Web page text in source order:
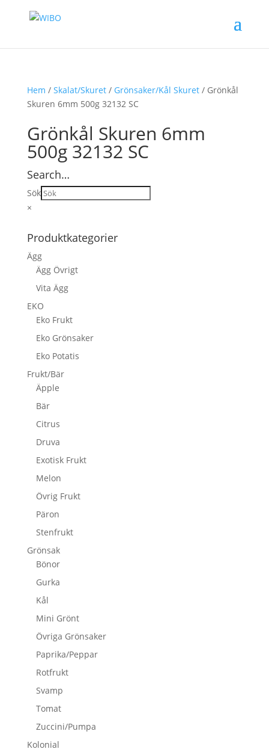
Hem / Skalat/Skuret/ Grönsaker/Kål Skuret/ Grönkål
Skuren 6mm 500g 32132 SC
Grönkål Skuren 6mm
500g 32132 SC
Search…
Sök
×
Produktkategorier
Ägg
Ägg Övrigt
Vita Ägg
EKO
Eko Frukt
Eko Grönsaker
Eko Potatis
Frukt/Bär
Äpple
Bär
Citrus
Druva
Exotisk Frukt
Melon
Övrig Frukt
Päron
Stenfrukt
Grönsak
Bönor
Gurka
Kål
Mini Grönt
Övriga Grönsaker
Paprika/Peppar
Rotfrukt
Svamp
Tomat
Zuccini/Pumpa
Kolonial